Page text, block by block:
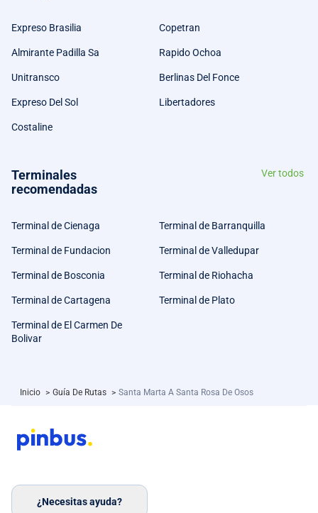
Expreso Brasilia Copetran
Almirante Padilla Sa Rapido Ochoa
Unitransco Berlinas Del Fonce
Expreso Del Sol Libertadores
Costaline
Terminales
recomendadas
Ver todos
Terminal de Cienaga Terminal de Barranquilla
Terminal de Fundacion Terminal de Valledupar
Terminal de Bosconia Terminal de Riohacha
Terminal de Cartagena Terminal de Plato
Terminal de El Carmen De
Bolivar
Inicio > Guía De Rutas > Santa Marta A Santa Rosa De Osos
¿Necesitas ayuda?